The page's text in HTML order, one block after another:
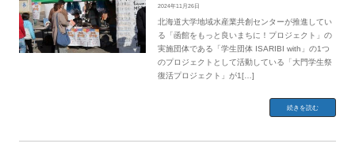
2024年11月26日
北海道大学地域水産業共創センターが推進してい
る「函館をもっと良いまちに！プロジェクト」の
実施団体である「学生団体 ISARIBI with」の1つ
のプロジェクトとして活動している「大門学生祭
復活プロジェクト」が1[…]
続きを読む